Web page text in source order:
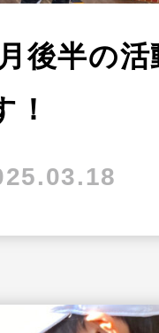
後半の
！